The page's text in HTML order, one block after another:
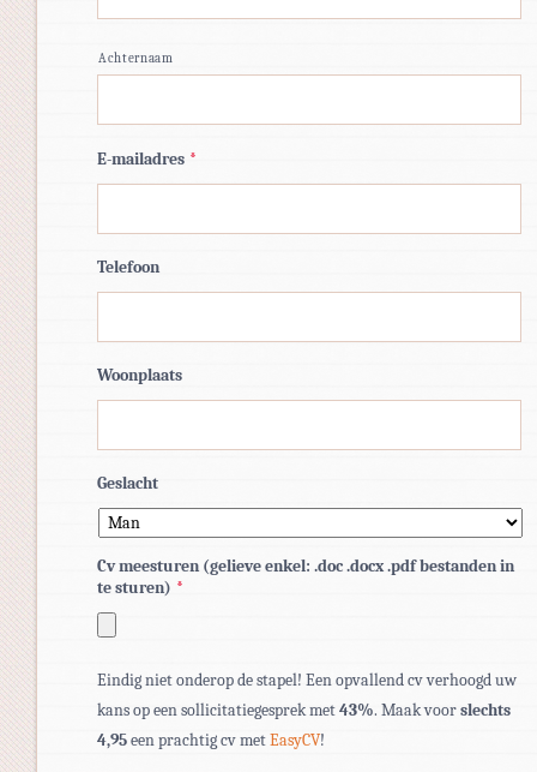
Achternaam
E-mailadres *
Telefoon
Woonplaats
Geslacht
Cv meesturen (gelieve enkel: .doc .docx .pdf bestanden in
te sturen) *
bestandstypen:
pdf,
doc,
Eindig niet onderop de stapel! Een opvallend cv verhoogd uw
kans op een sollicitatiegesprek met43%. Maak voorslechts
4,95een prachtig cv metEasyCV!